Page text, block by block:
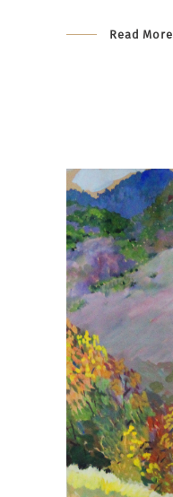
Read More